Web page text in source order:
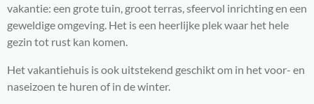
vakantie: een grote tuin, groot terras, sfeervol inrichting en een
geweldige omgeving. Het is een heerlijke plek waar het hele
gezin tot rust kan komen.
Het vakantiehuis is ook uitstekend geschikt om in het voor- en
naseizoen te huren of in de winter.